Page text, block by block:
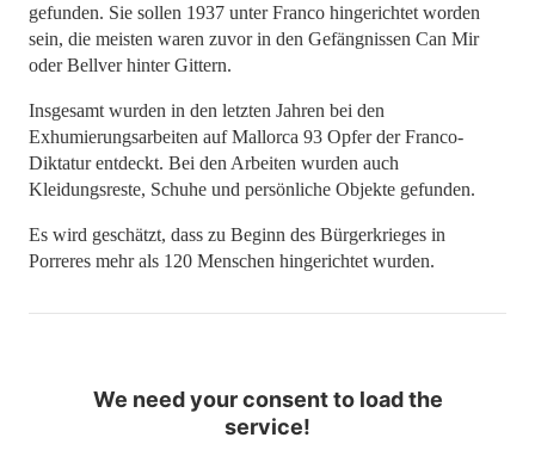
gefunden. Sie sollen 1937 unter Franco hingerichtet worden
sein, die meisten waren zuvor in den Gefängnissen Can Mir
oder Bellver hinter Gittern.
Insgesamt wurden in den letzten Jahren bei den
Exhumierungsarbeiten auf Mallorca 93 Opfer der Franco-
Diktatur entdeckt. Bei den Arbeiten wurden auch
Kleidungsreste, Schuhe und persönliche Objekte gefunden.
Es wird geschätzt, dass zu Beginn des Bürgerkrieges in
Porreres mehr als 120 Menschen hingerichtet wurden.
We need your consent to load the
service!